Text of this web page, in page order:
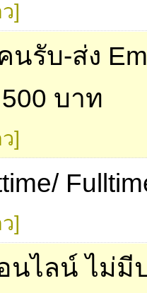
]
นรับ-ส่ง
บาท
]
]
นไลน์ ไม่มี